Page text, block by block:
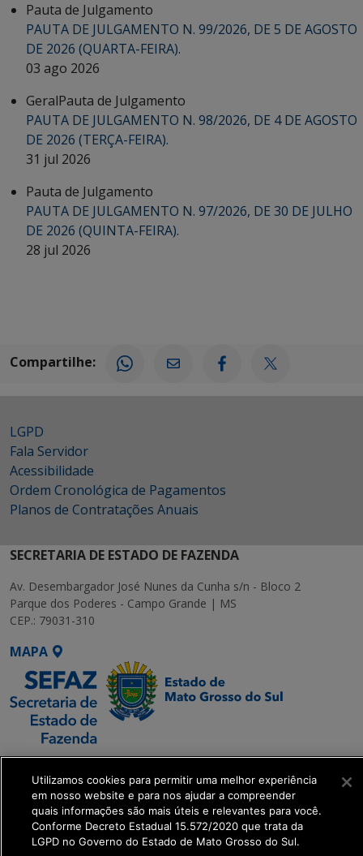
Pauta de Julgamento
PAUTA DE JULGAMENTO N. 99/2026, DE 5 DE AGOSTO
DE 2026 (QUARTA-FEIRA).
03 ago 2026
GeralPauta de Julgamento
PAUTA DE JULGAMENTO N. 98/2026, DE 4 DE AGOSTO
DE 2026 (TERÇA-FEIRA).
31 jul 2026
Pauta de Julgamento
PAUTA DE JULGAMENTO N. 97/2026, DE 30 DE JULHO
DE 2026 (QUINTA-FEIRA).
28 jul 2026
Compartilhe:
LGPD
Fala Servidor
Acessibilidade
Ordem Cronológica de Pagamentos
Planos de Contratações Anuais
SECRETARIA DE ESTADO DE FAZENDA
Av. Desembargador José Nunes da Cunha s/n - Bloco 2
Parque dos Poderes - Campo Grande | MS
CEP.: 79031-310
MAPA
SETDIG | Secretaria-
Executiva de
Transformação Digital
get_footer();
Utilizamos cookies para permitir uma melhor experiência
em nosso website e para nos ajudar a compreender
quais informações são mais úteis e relevantes para você.
Conforme Decreto Estadual 15.572/2020 que trata da
LGPD no Governo do Estado de Mato Grosso do Sul.